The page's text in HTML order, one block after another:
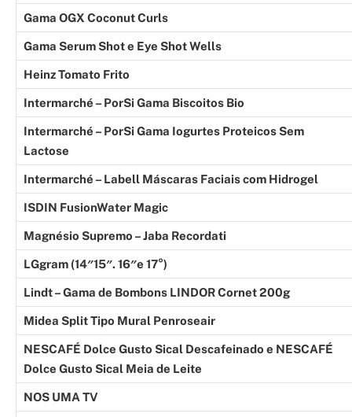
Gama OGX Coconut Curls
Gama Serum Shot e Eye Shot Wells
Heinz Tomato Frito
Intermarché – PorSi Gama Biscoitos Bio
Intermarché – PorSi Gama Iogurtes Proteicos Sem
Lactose
Intermarché – Labell Máscaras Faciais com Hidrogel
ISDIN FusionWater Magic
Magnésio Supremo – Jaba Recordati
LGgram (14″15″. 16″e 17°)
Lindt – Gama de Bombons LINDOR Cornet 200g
Midea Split Tipo Mural Penroseair
NESCAFÉ Dolce Gusto Sical Descafeinado e NESCAFÉ
Dolce Gusto Sical Meia de Leite
NOS UMA TV